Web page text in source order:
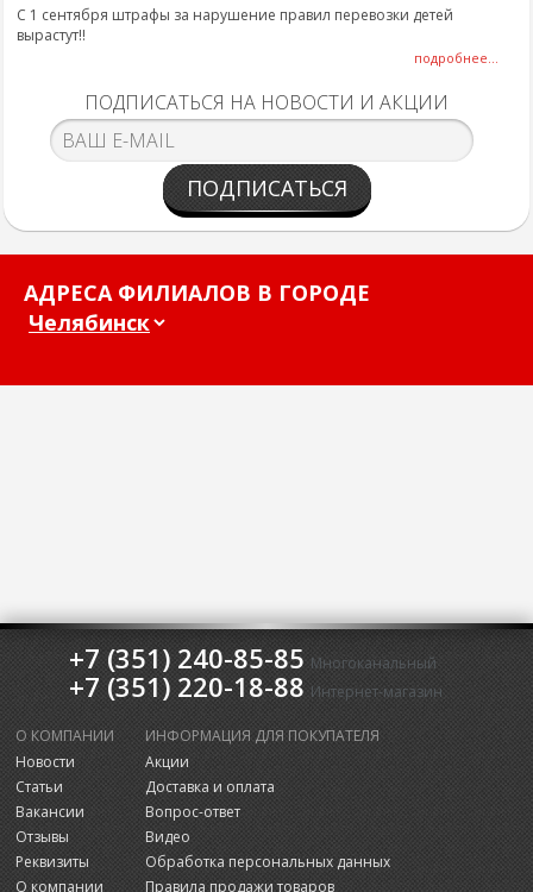
С 1 сентября штрафы за нарушение правил перевозки детей
вырастут!!
подробнее...
ПОДПИСАТЬСЯ НА НОВОСТИ И АКЦИИ
ПОДПИСАТЬСЯ
АДРЕСА ФИЛИАЛОВ В ГОРОДЕ
+7 (351) 240-85-85 Многоканальный
+7 (351) 220-18-88 Интернет-магазин
О КОМПАНИИ
Новости
Статьи
Вакансии
Отзывы
Реквизиты
О компании
ИНФОРМАЦИЯ ДЛЯ ПОКУПАТЕЛЯ
Акции
Доставка и оплата
Вопрос-ответ
Видео
Обработка персональных данных
Правила продажи товаров